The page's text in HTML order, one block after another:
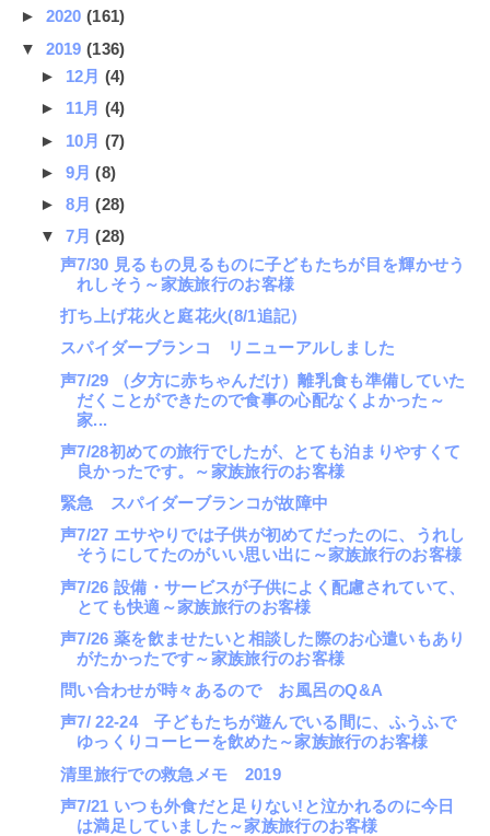
► 2020(161)
▼ 2019(136)
► 12月 (4)
► 11月 (4)
► 10月 (7)
► 9月(8)
► 8月(28)
▼ 7月(28)
声7/30 見るもの見るものに子どもたちが目を輝かせう
れしそう～家族旅行のお客様
打ち上げ花火と庭花火(8/1追記）
スパイダーブランコ リニューアルしました
声7/29 （夕方に赤ちゃんだけ）離乳食も準備していた
だくことができたので食事の心配なくよかった～
家...
声7/28初めての旅行でしたが、とても泊まりやすくて
良かったです。～家族旅行のお客様
緊急 スパイダーブランコが故障中
声7/27 エサやりでは子供が初めてだったのに、うれし
そうにしてたのがいい思い出に～家族旅行のお客様
声7/26 設備・サービスが子供によく配慮されていて、
とても快適～家族旅行のお客様
声7/26 薬を飲ませたいと相談した際のお心遣いもあり
がたかったです～家族旅行のお客様
問い合わせが時々あるので お風呂のQ&A
声7/ 22-24 子どもたちが遊んでいる間に、ふうふで
ゆっくりコーヒーを飲めた～家族旅行のお客様
清里旅行での救急メモ 2019
声7/21 いつも外食だと足りない!と泣かれるのに今日
は満足していました～家族旅行のお客様